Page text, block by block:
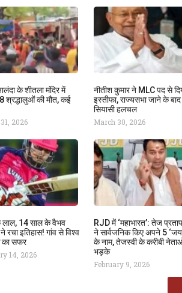
के शीतला मंदिर में
श्रद्धालुओं की मौत, कई
2026
नीतीश कुमार ने MLC पद से
इस्तीफा, राज्यसभा जाने के बाद
सियासी हलचल
March 30, 2026
लाल, 14 साल के वैभव
रचा इतिहास! गांव से विश्व
सफर
14, 2026
RJD में ‘महाभारत’: तेज
ने सार्वजनिक किए अपने 5
के नाम, तेजस्वी के करीबी
भड़के
February 9, 2026